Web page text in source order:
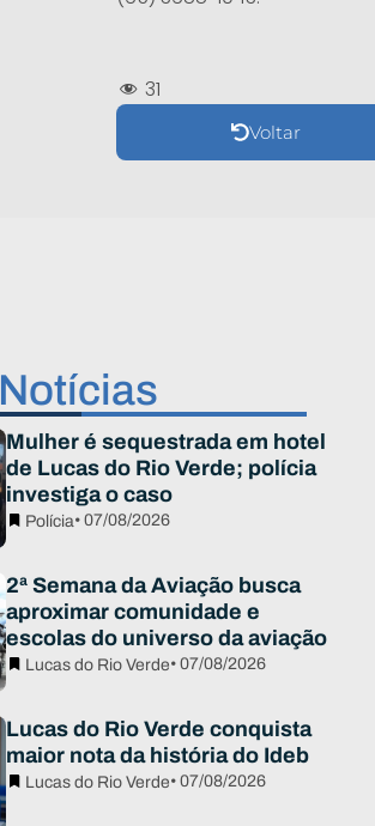
31
Voltar
Notícias
Mulher é sequestrada em hotel
de Lucas do Rio Verde; polícia
investiga o caso
Polícia• 07/08/2026
2ª Semana da Aviação busca
aproximar comunidade e
escolas do universo da aviação
Lucas do Rio Verde• 07/08/2026
Lucas do Rio Verde conquista
maior nota da história do Ideb
Lucas do Rio Verde• 07/08/2026